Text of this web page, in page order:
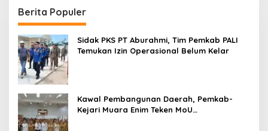
Berita Populer
Sidak PKS PT Aburahmi, Tim Pemkab PALI
Temukan Izin Operasional Belum Kelar
Kawal Pembangunan Daerah, Pemkab-
Kejari Muara Enim Teken MoU